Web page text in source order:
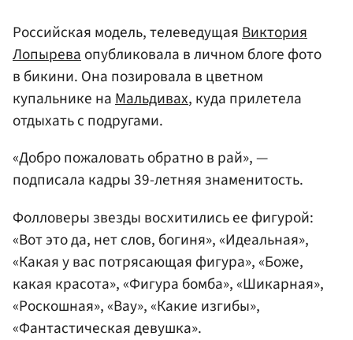
Российская модель, телеведущаяВиктория
Лопыреваопубликовала в личном блоге фото
в бикини. Она позировала в цветном
купальнике наМальдивах, куда прилетела
отдыхать с подругами.
«Добро пожаловать обратно в рай», —
подписала кадры 39-летняя знаменитость.
Фолловеры звезды восхитились ее фигурой:
«Вот это да, нет слов, богиня», «Идеальная»,
«Какая у вас потрясающая фигура», «Боже,
какая красота», «Фигура бомба», «Шикарная»,
«Роскошная», «Вау», «Какие изгибы»,
«Фантастическая девушка».